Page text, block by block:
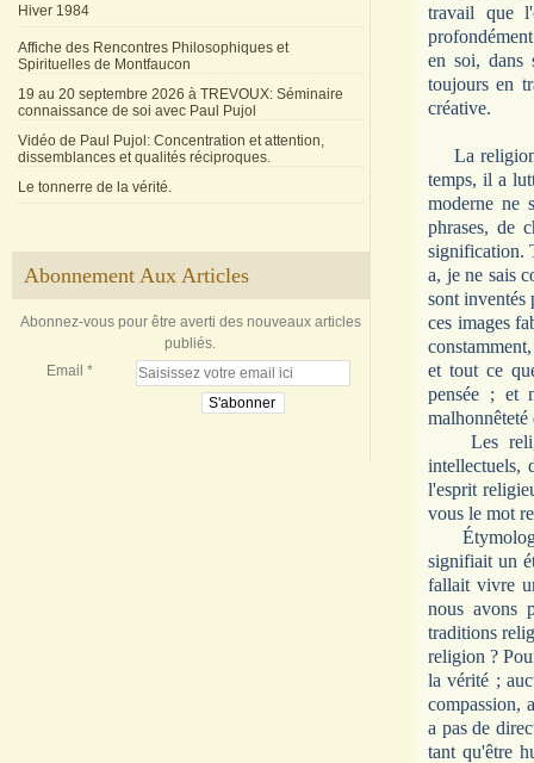
Hiver 1984
Affiche des Rencontres Philosophiques et
Spirituelles de Montfaucon
19 au 20 septembre 2026 à TREVOUX: Séminaire
connaissance de soi avec Paul Pujol
Vidéo de Paul Pujol: Concentration et attention,
dissemblances et qualités réciproques.
Le tonnerre de la vérité.
Abonnement Aux Articles
Abonnez-vous pour être averti des nouveaux articles
publiés.
Email
travail que
en soi, dans
toujours en
créative.
La
temps, il a
moderne ne
phrases, de
signification.
a, je ne sais
sont inventés
ces images
et tout ce
pensée ; et
Les
intellectuels,
l'esprit
vous le mot
signifiait un
fallait vivre
nous avons
traditions
religion ?
la vérité ;
compassion,
a pas de
tant qu'être